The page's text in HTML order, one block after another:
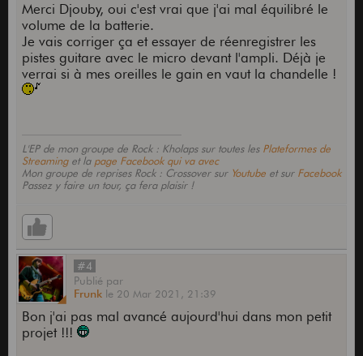
Merci Djouby, oui c'est vrai que j'ai mal équilibré le
volume de la batterie.
Je vais corriger ça et essayer de réenregistrer les
pistes guitare avec le micro devant l'ampli. Déjà je
verrai si à mes oreilles le gain en vaut la chandelle !
L'EP de mon groupe de Rock : Kholaps sur toutes les Plateformes de
Streaminget la page Facebook qui va avec
Mon groupe de reprises Rock : Crossover sur Youtubeet sur Facebook
Passez y faire un tour, ça fera plaisir !
#4
Publié par
Frunk le 20 Mar 2021, 21:39
Bon j'ai pas mal avancé aujourd'hui dans mon petit
projet !!!